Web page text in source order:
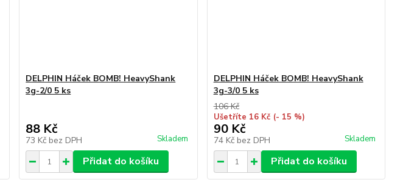
DELPHIN Háček BOMB! HeavyShank
3g-2/0 5 ks
88 Kč
73 Kč bez DPH Skladem
Přidat do košíku
DELPHIN Háček BOMB! HeavyShank
3g-3/0 5 ks
106 Kč
Ušetříte 16 Kč (- 15 %)
90 Kč
74 Kč bez DPH Skladem
Přidat do košíku